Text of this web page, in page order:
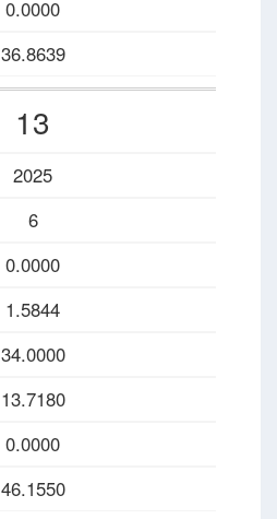
0.0000
36.8639
13
2025
6
0.0000
1.5844
34.0000
13.7180
0.0000
46.1550